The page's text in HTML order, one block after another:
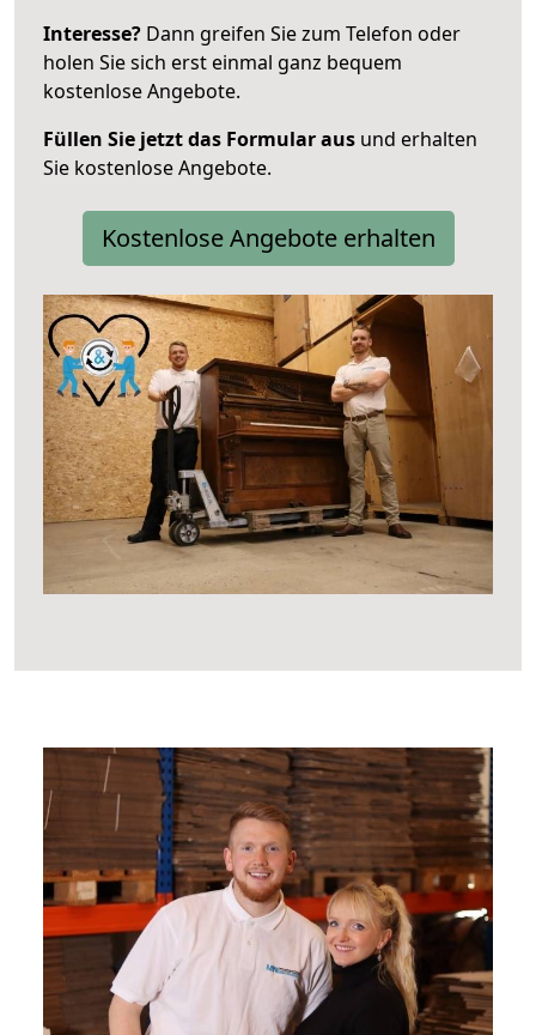
Interesse? Dann greifen Sie zum Telefon oder
holen Sie sich erst einmal ganz bequem
kostenlose Angebote.
Füllen Sie jetzt das Formular aus und erhalten
Sie kostenlose Angebote.
Kostenlose Angebote erhalten